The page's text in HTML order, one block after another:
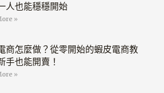
人也能穩穩開始
»
商怎麼做？從零開始的蝦皮電商教
手也能開賣！
»